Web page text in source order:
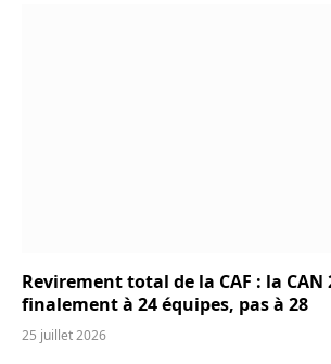
Revirement total de la CAF : la CAN
finalement à 24 équipes, pas à 28
25 juillet 2026